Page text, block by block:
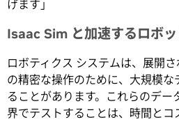
げます」
Isaac Sim と加速するロボ
ロボティクス システムは、展開
の精密な操作のために、大規模
ることがあります。これらのデ
界でテストすることは、時間とコ